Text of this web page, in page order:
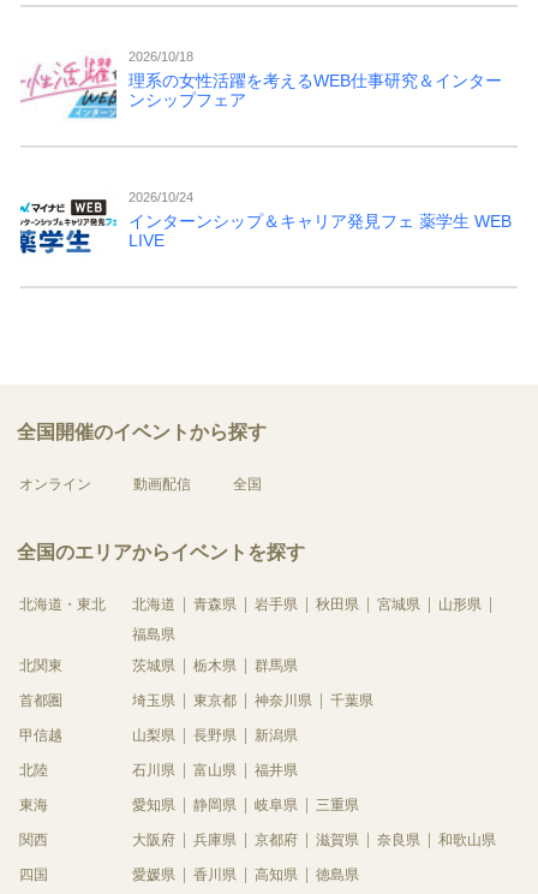
2026/10/18
理系の女性活躍を考えるWEB仕事研究＆インター
ンシップフェア
2026/10/24
インターンシップ＆キャリア発見フェ 薬学生 WEB
LIVE
全国開催のイベントから探す
オンライン 動画配信 全国
全国のエリアからイベントを探す
北海道・東北 北海道 青森県 岩手県 秋田県 宮城県
山形県
福島県
北関東
茨城県 栃木県 群馬県
首都圏 埼玉県 東京都 神奈川県 千葉県
甲信越 山梨県 長野県 新潟県
北陸 石川県 富山県 福井県
東海 愛知県 静岡県 岐阜県 三重県
関西 大阪府 兵庫県 京都府 滋賀県 奈良県 和歌山県
四国 愛媛県 香川県 高知県 徳島県